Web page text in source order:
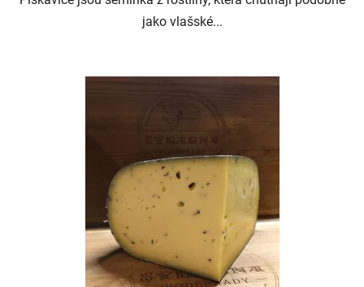
jako vlašské...